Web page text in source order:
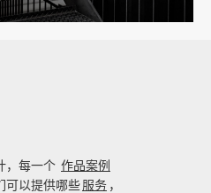
，每一个 作品案例
可以提供哪些服务 ，